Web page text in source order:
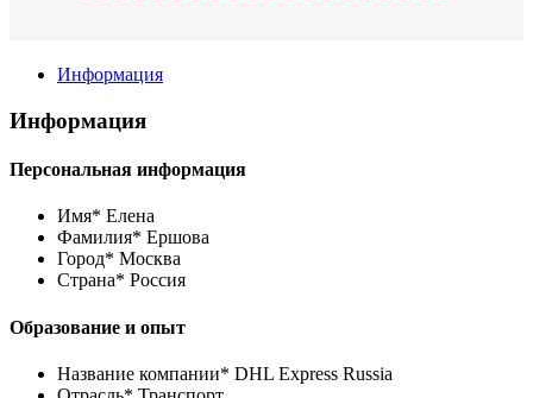
Информация
Информация
Персональная информация
Имя* Елена
Фамилия* Ершова
Город* Москва
Страна* Россия
Образование и опыт
Название компании* DHL Express Russia